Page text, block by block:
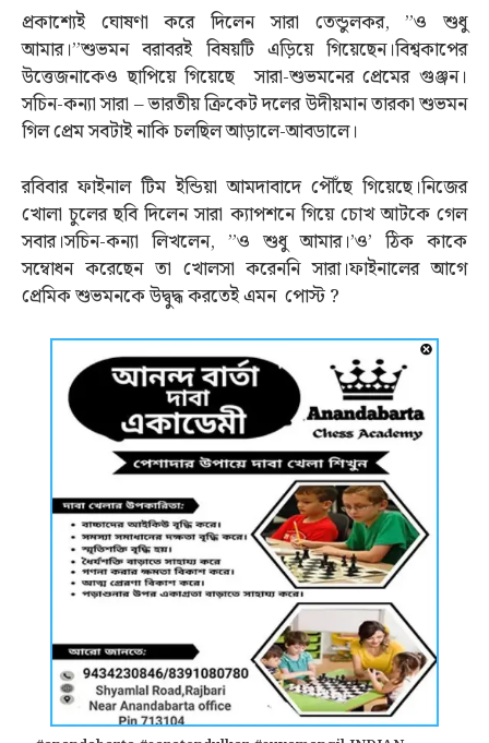
প্রকাশ্যেই ঘোষণা করে দিলেন সারা তেন্ডুলকর, ”ও শুধু
আমার।”শুভমন বরাবরই বিষয়টি এড়িয়ে গিয়েছেন।বিশ্বকাপের
উত্তেজনাকেও ছাপিয়ে গিয়েছে সারা-শুভমনের প্রেমের গুঞ্জন।
সচিন-কন্যা সারা – ভারতীয় ক্রিকেট দলের উদীয়মান তারকা শুভমন
গিল প্রেম সবটাই নাকি চলছিল আড়ালে-আবডালে।
রবিবার ফাইনাল টিম ইন্ডিয়া আমদাবাদে পৌঁছে গিয়েছে।নিজের
খোলা চুলের ছবি দিলেন সারা ক্যাপশনে গিয়ে চোখ আটকে গেল
সবার।সচিন-কন্যা লিখলেন, ”ও শুধু আমার।’ও’ ঠিক কাকে
সম্বোধন করেছেন তা খোলসা করেননি সারা।ফাইনালের আগে
প্রেমিক শুভমনকে উদ্বুদ্ধ করতেই এমন পোস্ট ?